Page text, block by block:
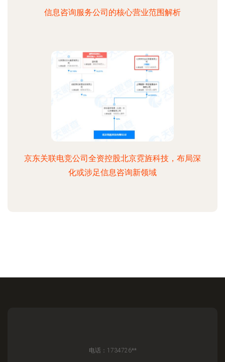
信息咨询服务公司的核心营业范围解析
京东关联电竞公司全资控股北京霓旌科技，布局深
化或涉足信息咨询新领域
电话：1734726**